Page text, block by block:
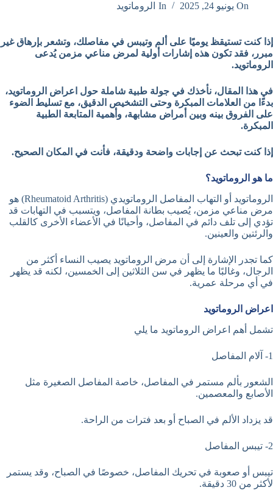
On يونيو 24, 2025 In الروماتويد
إذا كنت تستيقظ يوميًا على ألم وتيبس في مفاصلك، وتشعر بإرهاق غير
مبرر، فقد تكون هذه إشارات أولية لمرض مناعي مزمن يُدعى
الروماتويد.
في هذا المقال، نأخذك في جولة طبية شاملة حول اعراض الروماتويد،
بدءًا من العلامات المبكرة وحتى التشخيص الدقيق، مع تسليط الضوء
على الفروق بينه وبين أمراض مشابهة، وأهمية المتابعة الطبية
المبكرة.
إذا كنت تبحث عن إجابات واضحة ودقيقة، فأنت في المكان الصحيح.
ما هو الروماتويد؟
الروماتويد أو التهاب المفاصل الروماتويدي (Rheumatoid Arthritis) هو
مرض مناعي مزمن، يُصيب بطانة المفاصل، ويتسبب في التهابات قد
تؤدي إلى تلف دائم في المفاصل، وأحيانًا في الأعضاء الأخرى كالقلب
والرئتين والعينين.
كما تجدر الإشارة إلى أن مرض الروماتويد يصيب النساء أكثر من
الرجال، وغالبًا ما يظهر في سن الثلاثين إلى الخمسين، لكنه قد يظهر
في أي مرحلة عمرية.
اعراض الروماتويد
تشمل أهم اعراض الروماتويد ما يلي
1- آلام المفاصل
الشعور بألم مستمر في المفاصل، خاصة المفاصل الصغيرة مثل
الأصابع والمعصمين.
قد يزداد الألم في الصباح أو بعد فترات من الراحة.
2- تيبس المفاصل
تيبس أو صعوبة في تحريك المفاصل، خصوصًا في الصباح، وقد يستمر
لأكثر من 30 دقيقة.